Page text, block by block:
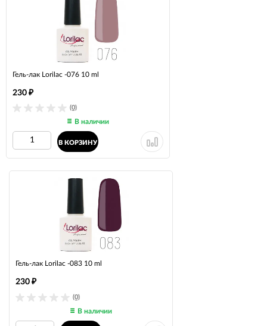
Гель-лак Lorilac -076 10 ml
(0)
230 ₽
В наличии
В КОРЗИНУ
Гель-лак Lorilac -083 10 ml
(0)
230 ₽
В наличии